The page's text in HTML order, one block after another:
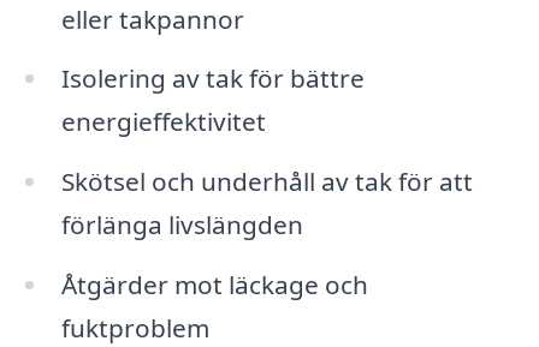
eller takpannor
Isolering av tak för bättre
energieffektivitet
Skötsel och underhåll av tak för att
förlänga livslängden
Åtgärder mot läckage och
fuktproblem